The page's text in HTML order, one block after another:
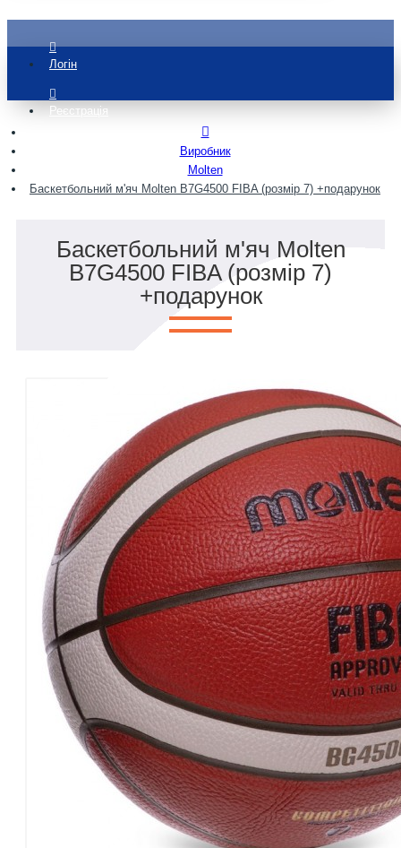
Логін
Реєстрація
Виробник
Molten
Баскетбольний м'яч Molten B7G4500 FIBA (розмір 7) +подарунок
Баскетбольний м'яч Molten
B7G4500 FIBA (розмір 7)
+подарунок